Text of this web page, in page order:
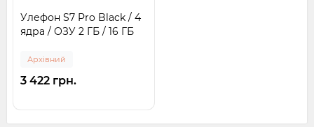
Улефон S7 Pro Black / 4
ядра / ОЗУ 2 ГБ / 16 ГБ
Архівний
3 422 грн.